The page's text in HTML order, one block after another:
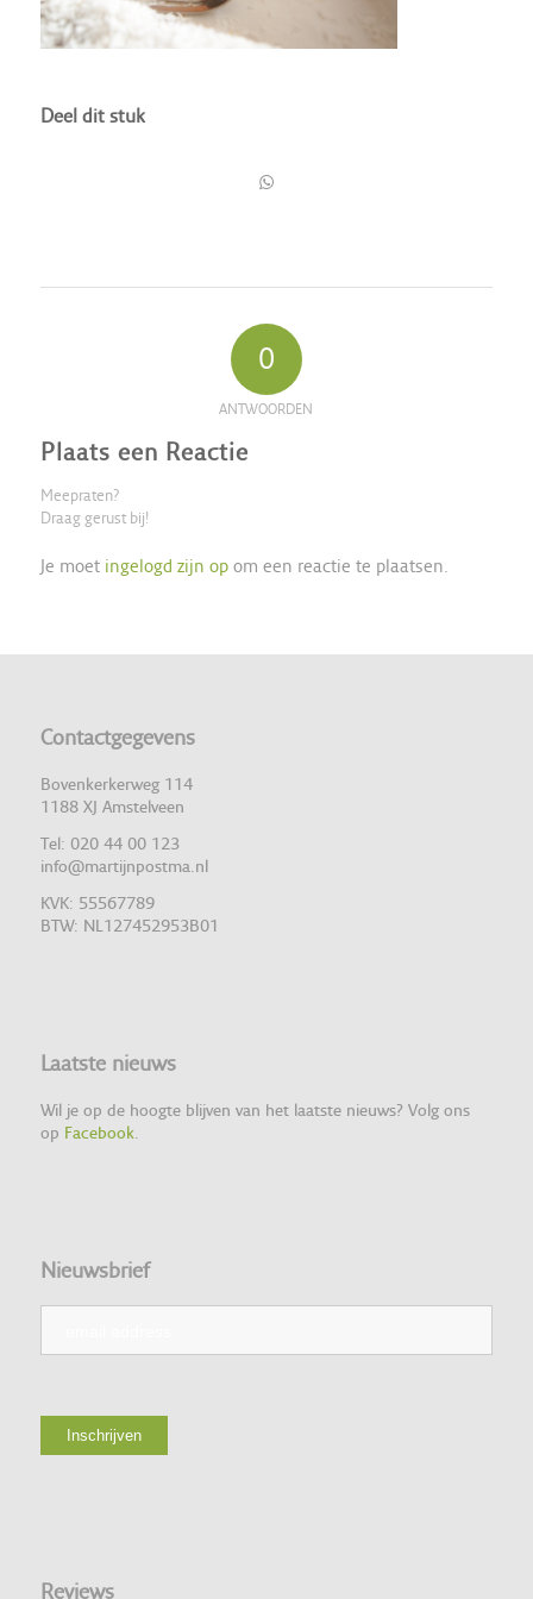
Deel dit stuk
0
ANTWOORDEN
Plaats een Reactie
Meepraten?
Draag gerust bij!
Je moet ingelogd zijn opom een reactie te plaatsen.
Contactgegevens
Bovenkerkerweg 114
1188 XJ Amstelveen
Tel: 020 44 00 123
info@martijnpostma.nl
KVK: 55567789
BTW: NL127452953B01
Laatste nieuws
Wil je op de hoogte blijven van het laatste nieuws? Volg ons
op Facebook.
Nieuwsbrief
Reviews